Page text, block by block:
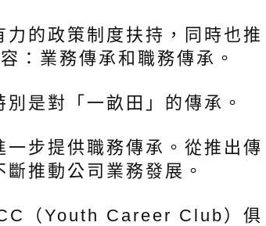
的政策制度扶持，同時也推
：業務傳承和職務傳承。
是對「一畝田」的傳承。
步提供職務傳承。從推出傳
推動公司業務發展。
（Youth Career Club）俱